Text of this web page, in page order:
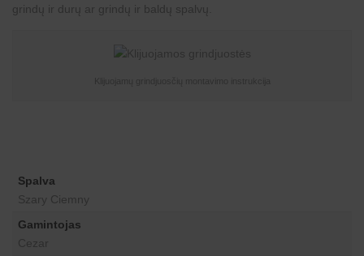
grindų ir durų ar grindų ir baldų spalvų.
Spalva
Szary Ciemny
Gamintojas